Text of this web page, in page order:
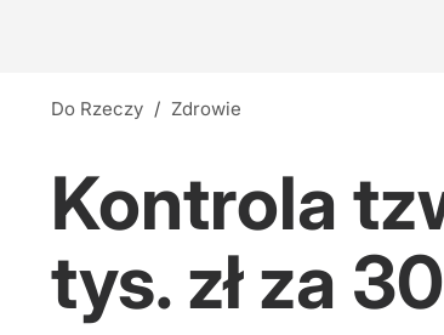
Do Rzeczy / Zdrowie
Kontrola
tys. zł za